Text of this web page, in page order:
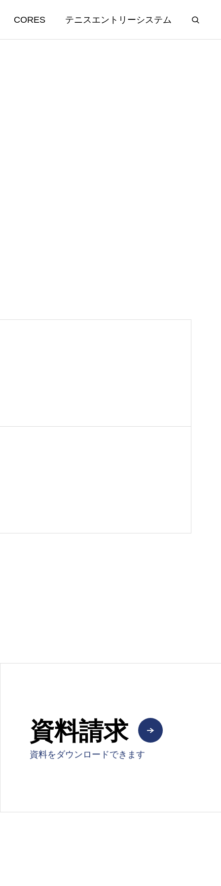
CORES テニスエントリーシステム
資料請求
資料をダウンロードできます